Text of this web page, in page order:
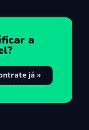
a
já »